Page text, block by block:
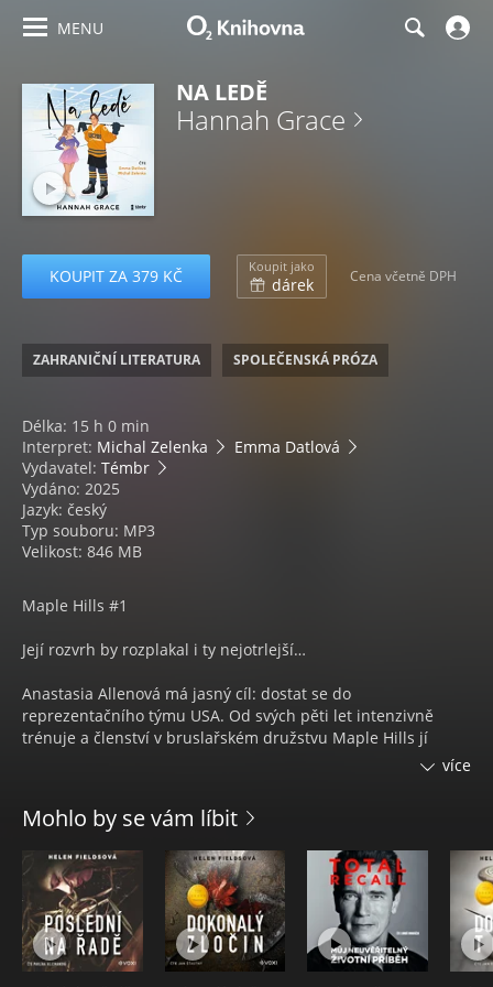
MENU
NA LEDĚ
Hannah Grace
KOUPIT ZA 379 KČ Koupit jako
dárek Cena včetně DPH
ZAHRANIČNÍ LITERATURA SPOLEČENSKÁ PRÓZA
Délka: 15 h 0 min
Interpret: Michal Zelenka
Emma Datlová
Vydavatel: Témbr
Vydáno: 2025
Jazyk: český
Typ souboru: MP3
Velikost: 846 MB
Maple Hills #1
Její rozvrh by rozplakal i ty nejotrlejší…
Anastasia Allenová má jasný cíl: dostat se do
reprezentačního týmu USA. Od svých pěti let intenzivně
trénuje a členství v bruslařském družstvu Maple Hills jí
zajistilo plné vysokoškolské stipendium. Její rozvrh rozhodně
ví, že je odpovědný za to, aby jeho tým zůstal na ledě. Když
se však kvůli nedorozumění musí o kluziště najednou dělit s
krasobruslaři a Anastasiin partner se ještě k tomu zraní,
ocitne se v nepředvídatelné situaci. Vymění hokejku za
přiléhavý trikot a přísného trenéra za mnohem děsivější
trenérku. Ale starosti nejsou na místě. Nebo snad ano?
Stassie přece nemá hokejisty vůbec ráda…
více
Mohlo by se vám líbit